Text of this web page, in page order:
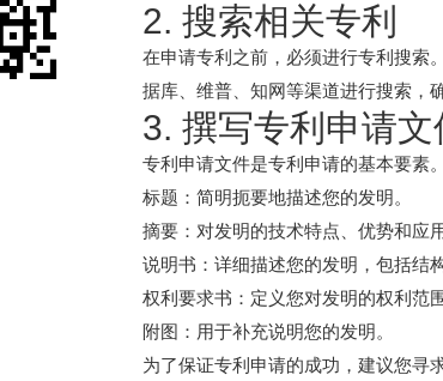
2. 搜索相关专利
在申请专利之前，必须进行专利搜索
据库、维普、知网等渠道进行搜索，
3. 撰写专利申请文
专利申请文件是专利申请的基本要素
标题：简明扼要地描述您的发明。
摘要：对发明的技术特点、优势和应
说明书：详细描述您的发明，包括结
权利要求书：定义您对发明的权利范围
附图：用于补充说明您的发明。
为了保证专利申请的成功，建议您寻